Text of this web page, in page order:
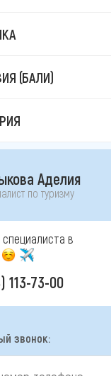
(БАЛИ)
Аделия
по туризму
в
113-73-00
звонок: